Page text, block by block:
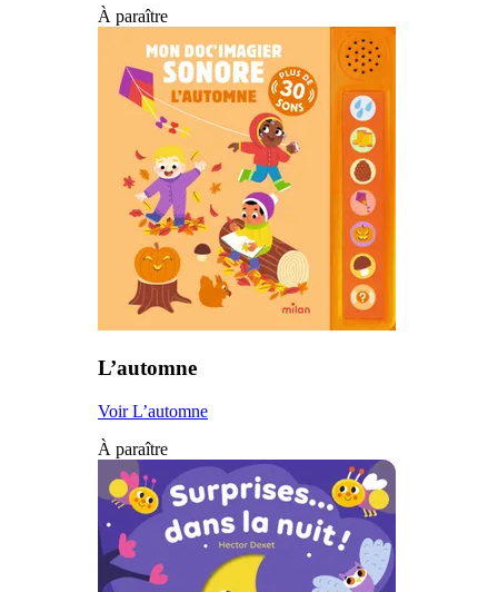
À paraître
L’automne
Voir L’automne
À paraître